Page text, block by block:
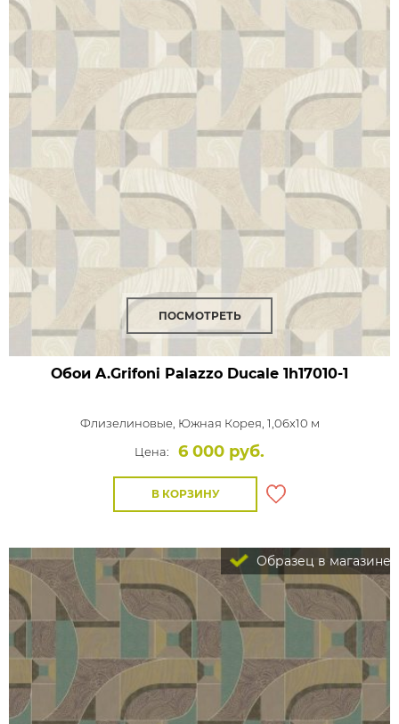
ПОСМОТРЕТЬ
Обои A.Grifoni Palazzo Ducale 1h17010-1
Флизелиновые, Южная Корея, 1,06x10 м
Цена:
6 000 руб.
В КОРЗИНУ
Образец в магазине